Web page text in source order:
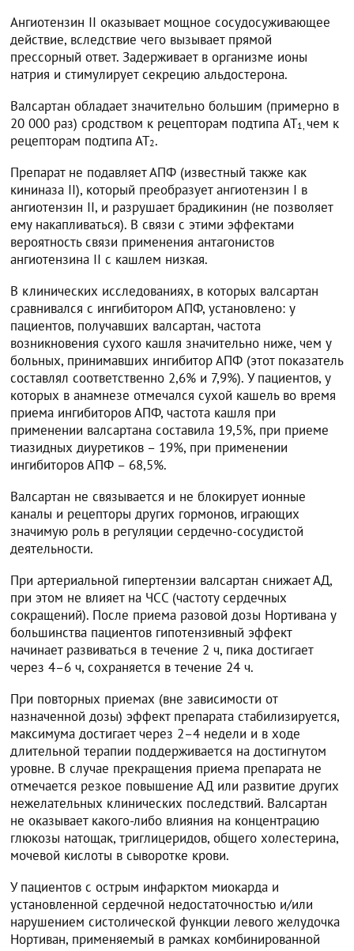
Ангиотензин II оказывает мощное сосудосуживающее
действие, вследствие чего вызывает прямой
прессорный ответ. Задерживает в организме ионы
натрия и стимулирует секрецию альдостерона.
Валсартан обладает значительно большим (примерно в
20 000 раз) сродством к рецепторам подтипа AT1,чем к
рецепторам подтипа АТ2.
Препарат не подавляет АПФ (известный также как
кининаза II), который преобразует ангиотензин I в
ангиотензин II, и разрушает брадикинин (не позволяет
ему накапливаться). В связи с этими эффектами
вероятность связи применения антагонистов
ангиотензина II с кашлем низкая.
В клинических исследованиях, в которых валсартан
сравнивался с ингибитором АПФ, установлено: у
пациентов, получавших валсартан, частота
возникновения сухого кашля значительно ниже, чем у
больных, принимавших ингибитор АПФ (этот показатель
составлял соответственно 2,6% и 7,9%). У пациентов, у
которых в анамнезе отмечался сухой кашель во время
приема ингибиторов АПФ, частота кашля при
применении валсартана составила 19,5%, при приеме
тиазидных диуретиков – 19%, при применении
ингибиторов АПФ – 68,5%.
Валсартан не связывается и не блокирует ионные
каналы и рецепторы других гормонов, играющих
значимую роль в регуляции сердечно-сосудистой
деятельности.
При артериальной гипертензии валсартан снижает АД,
при этом не влияет на ЧСС (частоту сердечных
сокращений). После приема разовой дозы Нортивана у
большинства пациентов гипотензивный эффект
начинает развиваться в течение 2 ч, пика достигает
через 4–6 ч, сохраняется в течение 24 ч.
При повторных приемах (вне зависимости от
назначенной дозы) эффект препарата стабилизируется,
максимума достигает через 2–4 недели и в ходе
длительной терапии поддерживается на достигнутом
уровне. В случае прекращения приема препарата не
отмечается резкое повышение АД или развитие других
нежелательных клинических последствий. Валсартан
не оказывает какого-либо влияния на концентрацию
глюкозы натощак, триглицеридов, общего холестерина,
мочевой кислоты в сыворотке крови.
У пациентов с острым инфарктом миокарда и
установленной сердечной недостаточностью и/или
нарушением систолической функции левого желудочка
Нортиван, применяемый в рамках комбинированной